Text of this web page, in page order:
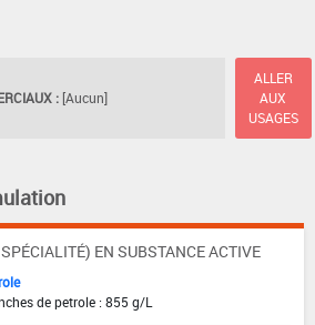
: [Aucun]
ALLER
AUX
USAGES
EN SUBSTANCE ACTIVE
de petrole : 855 g/L